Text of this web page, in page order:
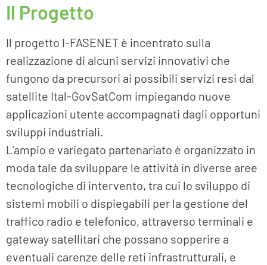
Il Progetto
Il progetto I-FASENET è incentrato sulla
realizzazione di alcuni servizi innovativi che
fungono da precursori ai possibili servizi resi dal
satellite Ital-GovSatCom impiegando nuove
applicazioni utente accompagnati dagli opportuni
sviluppi industriali.
L’ampio e variegato partenariato è organizzato in
moda tale da sviluppare le attività in diverse aree
tecnologiche di intervento, tra cui lo sviluppo di
sistemi mobili o dispiegabili per la gestione del
traffico radio e telefonico, attraverso terminali e
gateway satellitari che possano sopperire a
eventuali carenze delle reti infrastrutturali, e